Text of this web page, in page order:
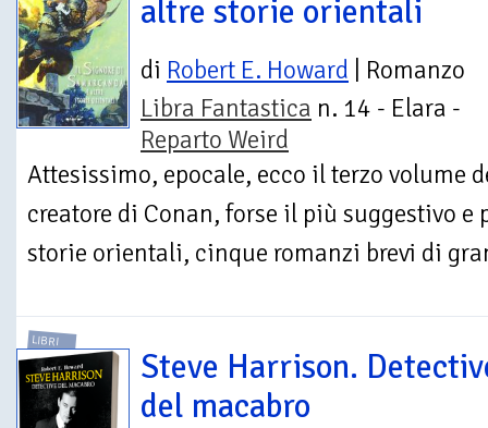
altre storie orientali
di Robert E. Howard | Romanzo
Libra Fantastica n. 14 - Elara -
Reparto Weird
Attesissimo, epocale, ecco il terzo volume
creatore di Conan, forse il più suggestivo
storie orientali, cinque romanzi brevi di
LIBRI
Steve Harrison.
del macabro